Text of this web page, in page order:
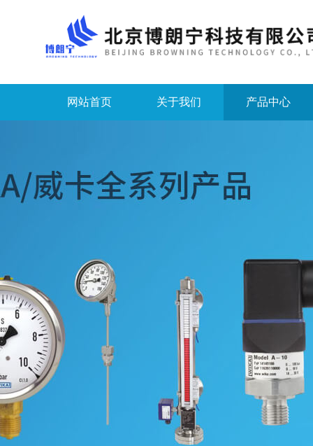
网站首页 关于我们 产品中心